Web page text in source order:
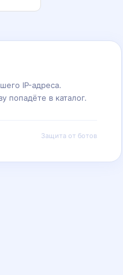
IP-адреса.
попадёте в каталог.
Защита от ботов